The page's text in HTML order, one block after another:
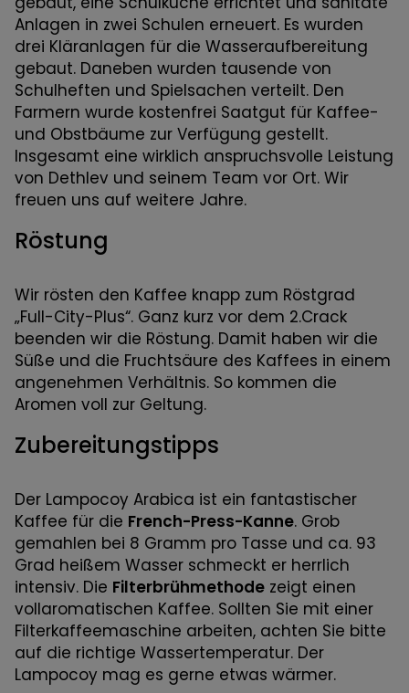
Anlagen in zwei Schulen erneuert. Es wurden
drei Kläranlagen für die Wasseraufbereitung
gebaut. Daneben wurden tausende von
Schulheften und Spielsachen verteilt. Den
Farmern wurde kostenfrei Saatgut für Kaffee-
und Obstbäume zur Verfügung gestellt.
Insgesamt eine wirklich anspruchsvolle Leistung
von Dethlev und seinem Team vor Ort. Wir
freuen uns auf weitere Jahre.
Röstung
Wir rösten den Kaffee knapp zum Röstgrad
„Full-City-Plus“. Ganz kurz vor dem 2.Crack
beenden wir die Röstung. Damit haben wir die
Süße und die Fruchtsäure des Kaffees in einem
angenehmen Verhältnis. So kommen die
Aromen voll zur Geltung.
Zubereitungstipps
Der Lampocoy Arabica ist ein fantastischer
Kaffee für die French-Press-Kanne. Grob
gemahlen bei 8 Gramm pro Tasse und ca. 93
Grad heißem Wasser schmeckt er herrlich
intensiv. Die Filterbrühmethode zeigt einen
vollaromatischen Kaffee. Sollten Sie mit einer
Filterkaffeemaschine arbeiten, achten Sie bitte
auf die richtige Wassertemperatur. Der
Lampocoy mag es gerne etwas wärmer.